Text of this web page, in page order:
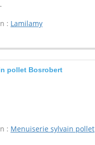
: Lamilamy
pollet Bosrobert
: Menuiserie sylvain pollet